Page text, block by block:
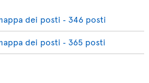
dei posti ‐ 346 posti
dei posti ‐ 365 posti